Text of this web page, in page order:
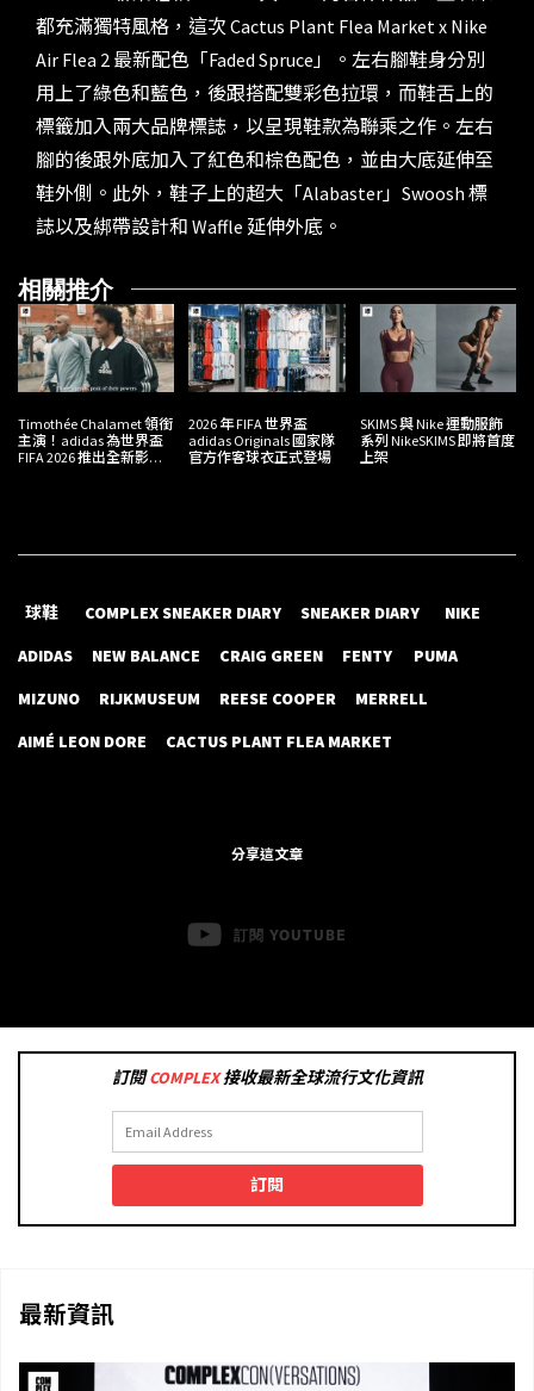
都充滿獨特風格，這次 Cactus Plant Flea Market x Nike
Air Flea 2 最新配色「Faded Spruce」。左右腳鞋身分別
用上了綠色和藍色，後跟搭配雙彩色拉環，而鞋舌上的
標籤加入兩大品牌標誌，以呈現鞋款為聯乘之作。左右
腳的後跟外底加入了紅色和棕色配色，並由大底延伸至
鞋外側。此外，鞋子上的超大「Alabaster」Swoosh 標
誌以及綁帶設計和 Waffle 延伸外底。
相關推介
Timothée Chalamet 領銜
主演！adidas 為世界盃
FIFA 2026 推出全新影片
2026 年 FIFA 世界盃
adidas Originals 國家隊
官方作客球衣正式登場
SKIMS 與 Nike 運動服飾
系列 NikeSKIMS 即將首度
上架
球鞋 COMPLEX SNEAKER DIARY SNEAKER DIARY NIKE
ADIDAS NEW BALANCE CRAIG GREEN FENTY PUMA
MIZUNO RIJKMUSEUM REESE COOPER MERRELL
AIMÉ LEON DORE CACTUS PLANT FLEA MARKET
分享這文章
訂閱 YOUTUBE
最新資訊
訂閱COMPLEX接收最新全球流行文化資訊
訂閱